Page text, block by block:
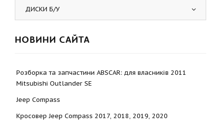
ДИСКИ Б/У
НОВИНИ САЙТА
Розборка та запчастини ABSCAR: для власників 2011
Mitsubishi Outlander SE
Jeep Compass
Кросовер Jeep Compass 2017, 2018, 2019, 2020